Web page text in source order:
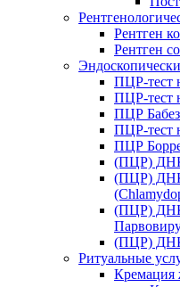
Рентген
Рентген
ПЦР-тест
ПЦР-тест
ПЦР
ПЦР-тест
ПЦР
(ПЦР) ДНК
(ПЦР) ДНК
(ПЦР) ДНК
(ПЦР) ДНК
Ритуальные
Кремация